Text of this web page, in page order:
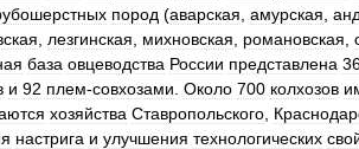
пород (аварская амурская
лезгинская михновская романовская
база овцеводства России представлена
и 92 плем-совхозами Около 700 колхозов
хозяйства Ставропольского
настрига и улучшения технологических